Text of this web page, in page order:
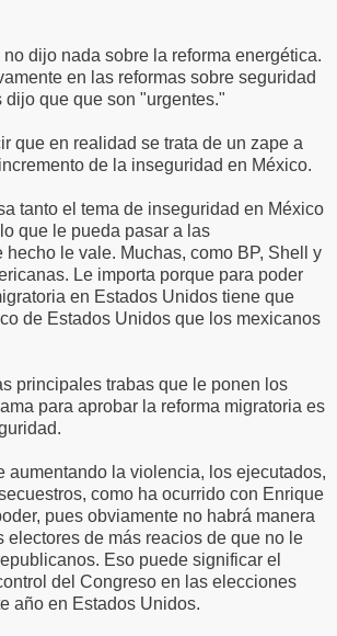
dijo nada sobre la reforma energética.
en las reformas sobre seguridad
dijo que que son "urgentes."
que en realidad se trata de un zape a
de la inseguridad en México.
tanto el tema de inseguridad en México
que le pueda pasar a las
hecho le vale. Muchas, como BP, Shell y
Le importa porque para poder
en Estados Unidos tiene que
de Estados Unidos que los mexicanos
principales trabas que le ponen los
para aprobar la reforma migratoria es
aumentando la violencia, los ejecutados,
como ha ocurrido con Enrique
pues obviamente no habrá manera
electores de más reacios de que no le
Eso puede significar el
del Congreso en las elecciones
año en Estados Unidos.